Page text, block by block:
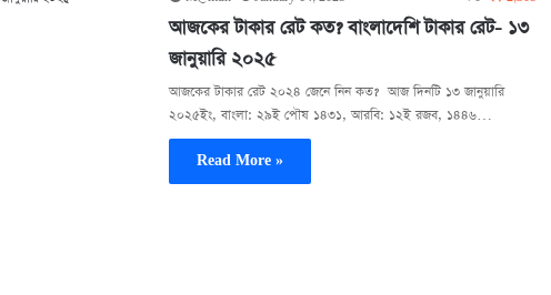
আজকের টাকার রেট কত? বাংলাদেশি টাকার রেট- ১৩
জানুয়ারি ২০২৫
আজকের টাকার রেট ২০২৪ জেনে নিন কত? আজ দিনটি ১৩ জানুয়ারি
২০২৫ইং, বাংলা: ২৯ই পৌষ ১৪৩১, আরবি: ১২ই রজব, ১৪৪৬…
Read More »